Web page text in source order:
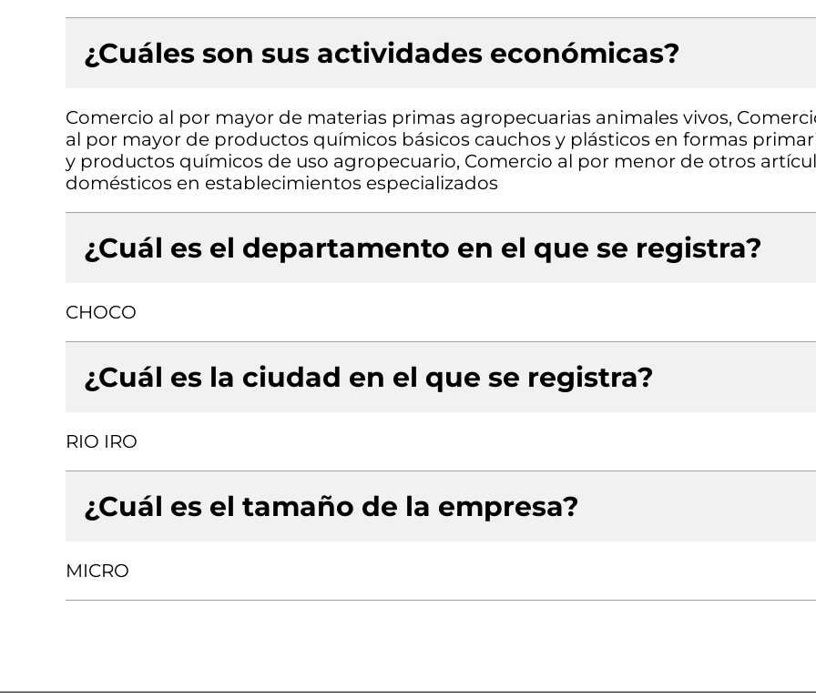
¿Cuáles son sus actividades económicas?
Comercio al por mayor de materias primas agropecuarias animales vivos,
al por mayor de productos químicos básicos cauchos y plásticos en formas
y productos químicos de uso agropecuario, Comercio al por menor de otros
domésticos en establecimientos especializados
¿Cuál es el departamento en el que se registra?
CHOCO
¿Cuál es la ciudad en el que se registra?
RIO IRO
¿Cuál es el tamaño de la empresa?
MICRO